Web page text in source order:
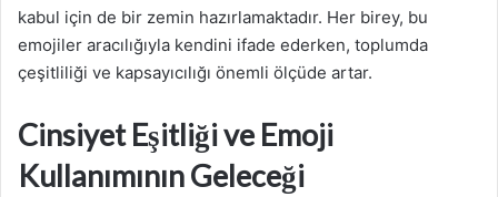
kabul için de bir zemin hazırlamaktadır. Her birey, bu
emojiler aracılığıyla kendini ifade ederken, toplumda
çeşitliliği ve kapsayıcılığı önemli ölçüde artar.
Cinsiyet Eşitliği ve Emoji
Kullanımının Geleceği